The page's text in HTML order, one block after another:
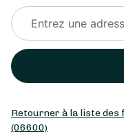
Retourner à la liste des
(06600)